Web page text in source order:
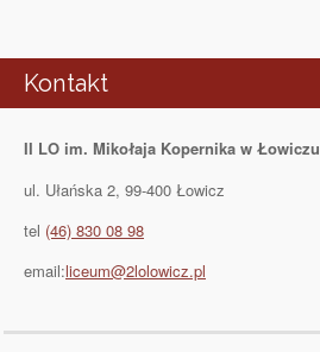
Kontakt
II LO im. Mikołaja Kopernika w Łowiczu
ul. Ułańska 2, 99-400 Łowicz
tel (46) 830 08 98
email:liceum@2lolowicz.pl